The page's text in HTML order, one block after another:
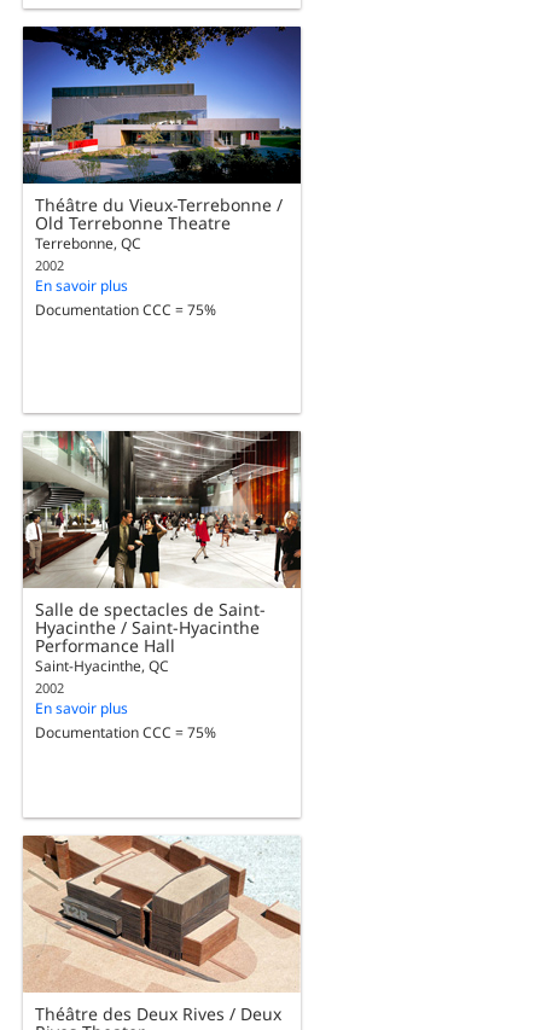
Théâtre du Vieux-Terrebonne /
Old Terrebonne Theatre
Terrebonne, QC
2002
En savoir plus
Documentation CCC = 75%
Salle de spectacles de Saint-
Hyacinthe / Saint-Hyacinthe
Performance Hall
Saint-Hyacinthe, QC
2002
En savoir plus
Documentation CCC = 75%
Théâtre des Deux Rives / Deux